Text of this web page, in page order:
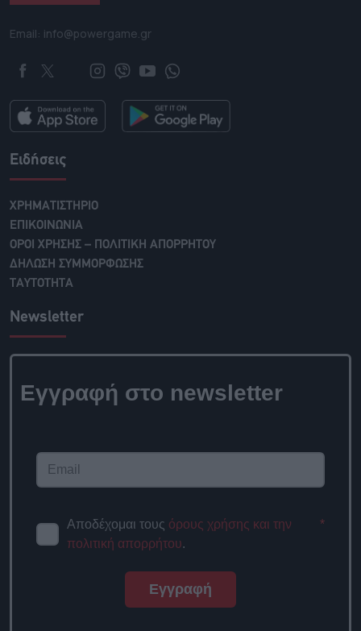
Email: info@powergame.gr
Ειδήσεις
ΧΡΗΜΑΤΙΣΤΗΡΙΟ
ΕΠΙΚΟΙΝΩΝΙΑ
ΟΡΟΙ ΧΡΗΣΗΣ – ΠΟΛΙΤΙΚΗ ΑΠΟΡΡΗΤΟΥ
ΔΗΛΩΣΗ ΣΥΜΜΟΡΦΩΣΗΣ
ΤΑΥΤΟΤΗΤΑ
Newsletter
Εγγραφή στο
Αποδέχομαι τους
και την πολιτική απορρήτου